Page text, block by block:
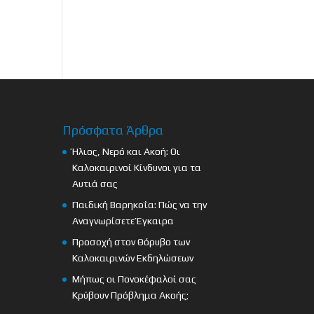
Πρόσφατα Άρθρα
Ήλιος, Νερό και Ακοή: Οι
Καλοκαιρινοί Κίνδυνοι για τα
Αυτιά σας
Παιδική Βαρηκοΐα: Πώς να την
Αναγνωρίσετε Έγκαιρα
Προσοχή στον Θόρυβο των
Καλοκαιρινών Εκδηλώσεων
Μήπως οι Πονοκέφαλοί σας
Κρύβουν Πρόβλημα Ακοής;